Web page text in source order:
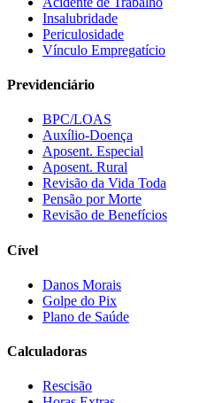
Insalubridade
Periculosidade
Vínculo Empregatício
Previdenciário
BPC/LOAS
Auxílio-Doença
Aposent. Especial
Aposent. Rural
Revisão da Vida Toda
Pensão por Morte
Revisão de Benefícios
Cível
Danos Morais
Golpe do Pix
Plano de Saúde
Calculadoras
Rescisão